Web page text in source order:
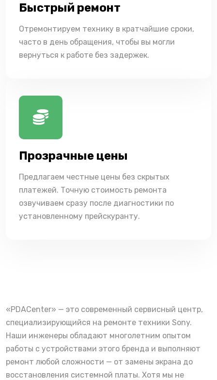
Быстрый ремонт
Отремонтируем технику в кратчайшие сроки,
часто в день обращения, чтобы вы могли
вернуться к работе без задержек.
Прозрачные цены
Предлагаем честные цены без скрытых
платежей. Точную стоимость ремонта
озвучиваем сразу после диагностики по
установленному прейскуранту.
«PDACenter» — это современный сервисный центр,
специализирующийся на ремонте техники Sony.
Наши инженеры обладают многолетним опытом
работы с устройствами этого бренда и выполняют
ремонт любой сложности — от замены экрана до
восстановления системной платы. Хотя мы не